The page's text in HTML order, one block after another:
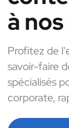
à
Profitez de
savoir-faire
spécialisés
corporate,